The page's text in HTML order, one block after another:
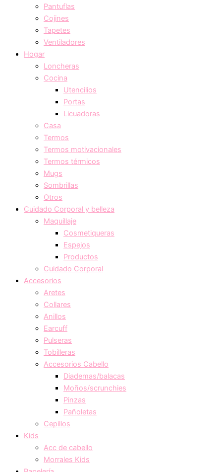
Pantuflas
Cojines
Tapetes
Ventiladores
Hogar
Loncheras
Cocina
Utencilios
Portas
Licuadoras
Casa
Termos
Termos motivacionales
Termos térmicos
Mugs
Sombrillas
Otros
Cuidado Corporal y belleza
Maquillaje
Cosmetiqueras
Espejos
Productos
Cuidado Corporal
Accesorios
Aretes
Collares
Anillos
Earcuff
Pulseras
Tobilleras
Accesorios Cabello
Diademas/balacas
Moños/scrunchies
Pinzas
Pañoletas
Cepillos
Kids
Acc de cabello
Morrales Kids